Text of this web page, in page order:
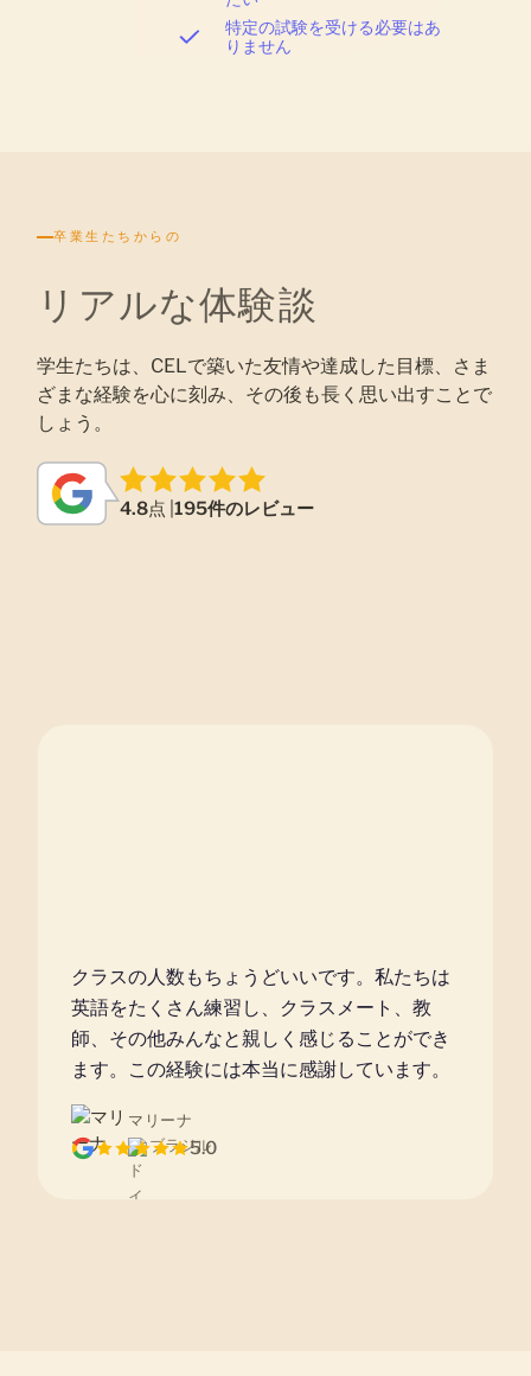
特定の試験を受ける必要はあ
りません
卒業生たちからの
リアルな体験談
学生たちは、CELで築いた友情や達成した目標、さま
ざまな経験を心に刻み、その後も長く思い出すことで
しょう。
4.8点 |195件のレビュー
5.0
クラスの人数もちょうどいいです。私たちは
英語をたくさん練習し、クラスメート、教
師、その他みんなと親しく感じることができ
ます。この経験には本当に感謝しています。
マリーナ
ブラジル